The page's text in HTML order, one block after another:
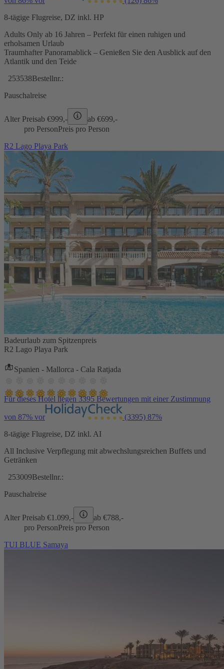
8-tägige Flugreise, DZ inkl. HP
Adults Only ab 16 Jahren – Perfekt für einen ruhigen und
erholsamen Urlaub
Traumhafter Panoramablick – Genießen Sie den Ausblick auf den
Atlantik und den Teide
253538Bestellnr.:
Pauschalreise
Alter Preisab €999,- ab €699,-
pro PersonPreis pro Person
R2 Lago Playa Park
Badeurlaub zum Spitzenpreis
R2 Lago Playa Park
Spanien - Mallorca - Cala Ratjada
Für dieses Hotel liegen 3395 Bewertungen mit einer Zustimmung
von 87% vor (3395) 87%
8-tägige Flugreise, DZ inkl. AI
All Inclusive Verpflegung mit abwechslungsreichen Buffets und
Getränken
253009Bestellnr.:
Pauschalreise
Alter Preisab €1.099,- ab €788,-
pro PersonPreis pro Person
TUI BLUE Samaya